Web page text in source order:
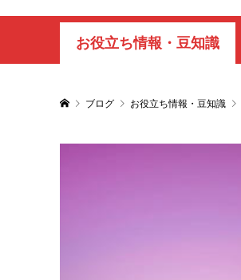
お役立ち情報・豆知識
ブログ お役立ち情報・豆知識